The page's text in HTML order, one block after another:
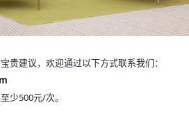
贵建议，欢迎通过以下方式联系我们：
少500元/次。